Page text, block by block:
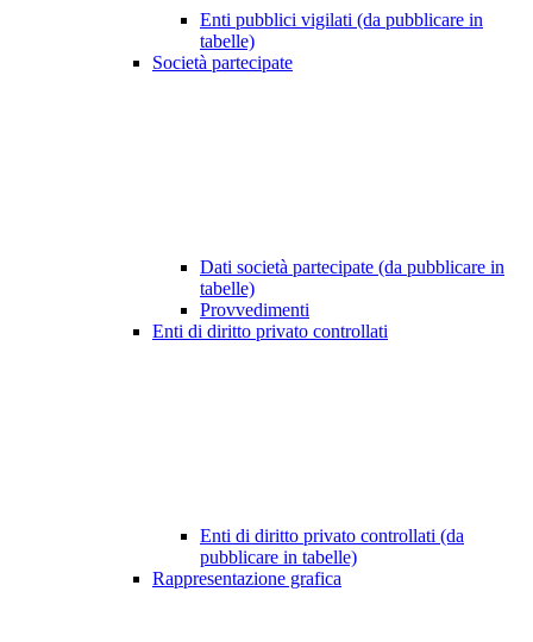
Enti pubblici vigilati (da pubblicare in
tabelle)
Società partecipate
Dati società partecipate (da pubblicare in
tabelle)
Provvedimenti
Enti di diritto privato controllati
Enti di diritto privato controllati (da
pubblicare in tabelle)
Rappresentazione grafica